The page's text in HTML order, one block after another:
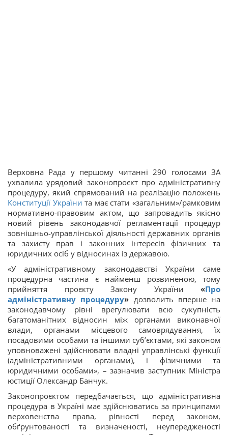
Верховна Рада у першому читанні 290 голосами ЗА
ухвалила урядовий законопроєкт про адміністративну
процедуру, який спрямований на реалізацію положень
Конституції України та має стати «загальним»/рамковим
нормативно-правовим актом, що запровадить якісно
новий рівень законодавчої регламентації процедур
зовнішньо-управлінської діяльності державних органів
та захисту прав і законних інтересів фізичних та
юридичних осіб у відносинах із державою.
«У адміністративному законодавстві України саме
процедурна частина є найменш розвиненою, тому
прийняття проєкту Закону України «Про
адміністративну процедуру» дозволить вперше на
законодавчому рівні врегулювати всю сукупність
багатоманітних відносин між органами виконавчої
влади, органами місцевого самоврядування, їх
посадовими особами та іншими суб’єктами, які законом
уповноважені здійснювати владні управлінські функції
(адміністративними органами), і фізичними та
юридичними особами», – зазначив заступник Міністра
юстиції Олександр Банчук.
Законопроєктом передбачається, що адміністративна
процедура в Україні має здійснюватись за принципами
верховенства права, рівності перед законом,
обґрунтованості та визначеності, неупередженості